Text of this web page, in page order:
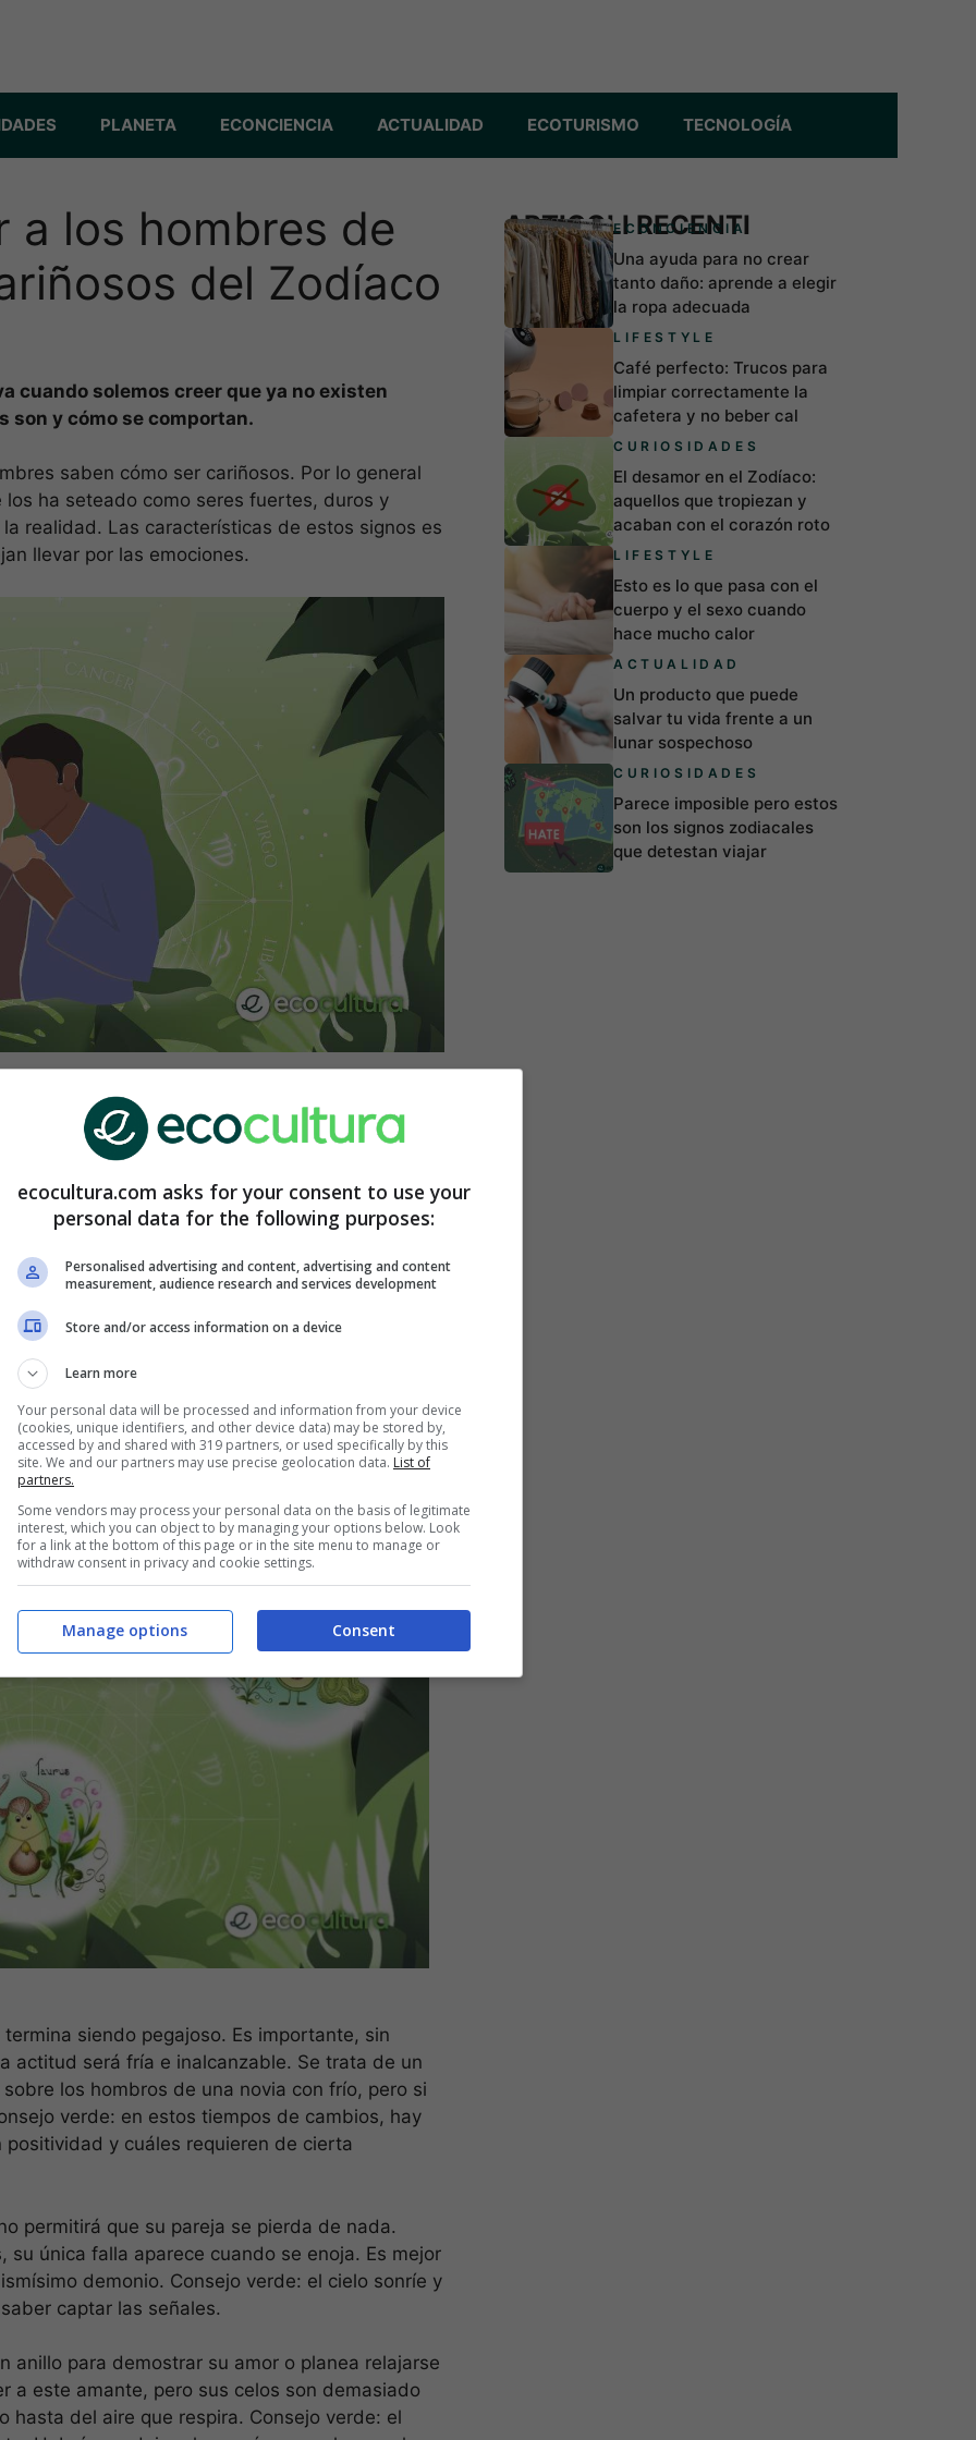
PLANETA ECONCIENCIA ACTUALIDAD ECOTURISMO TECNOLOGÍA
a los hombres de
del Zodíaco
cuando solemos creer que ya no existen
son y cómo se comportan.
saben cómo ser cariñosos. Por lo general
ha seteado como seres fuertes, duros y
realidad. Las características de estos signos es
llevar por las emociones.
Es una caracterización de la
positivas como negativas.
posibles que experimentan estos
Veamos las predicciones del día de los
del Zodíaco y su
de gente débil, sino de gente que sabe lo que
social u oportunismo. Sólo les sale de un
siendo pegajoso. Es importante, sin
actitud será fría e inalcanzable. Se trata de un
los hombros de una novia con frío, pero si
verde: en estos tiempos de cambios, hay
y cuáles requieren de cierta
permitirá que su pareja se pierda de nada.
única falla aparece cuando se enoja. Es mejor
demonio. Consejo verde: el cielo sonríe y
captar las señales.
anillo para demostrar su amor o planea relajarse
a este amante, pero sus celos son demasiado
hasta del aire que respira. Consejo verde: el
ARTICOLI RECENTI
ECONCIENCIA
Una ayuda para no crear
tanto daño: aprende a elegir
la ropa adecuada
LIFESTYLE
Café perfecto: Trucos para
limpiar correctamente la
cafetera y no beber cal
CURIOSIDADES
El desamor en el Zodíaco:
aquellos que tropiezan y
acaban con el corazón roto
LIFESTYLE
Esto es lo que pasa con el
cuerpo y el sexo cuando
hace mucho calor
ACTUALIDAD
Un producto que puede
salvar tu vida frente a un
lunar sospechoso
CURIOSIDADES
Parece imposible pero estos
son los signos zodiacales
que detestan viajar
ecocultura.com asks for your consent to use your
personal data for the following purposes:
Personalised advertising and content, advertising and content
measurement, audience research and services development
Store and/or access information on a device
Learn more
Your personal data will be processed and information from your device
(cookies, unique identifiers, and other device data) may be stored by,
accessed by and shared with 319 partners, or used specifically by this
site. We and our partners may use precise geolocation data. List of
partners.
Some vendors may process your personal data on the basis of legitimate
interest, which you can object to by managing your options below. Look
for a link at the bottom of this page or in the site menu to manage or
withdraw consent in privacy and cookie settings.
Consent
Manage options